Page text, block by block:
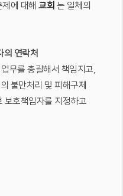
에 대해 교회 는 일체의
의 연락처
무를 총괄해서 책임지고,
불만처리 및 피해구제
보호책임자를 지정하고